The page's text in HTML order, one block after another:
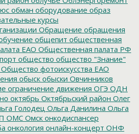
обман оборудование образ
курсы
Обращение обращения
общепит общественная
ЕАО Общественная палата РФ
общество общество "Знание"
Общество фотоискусства ЕАО
обыск обыски Овчинников
ограничение движения ОГЭ ОДН
октябрь Октябрьский район Олег
Голодец Ольга Данилина Ольга
ОМС Омск онкодиспансер
онкология онлайн-концерт ОНФ